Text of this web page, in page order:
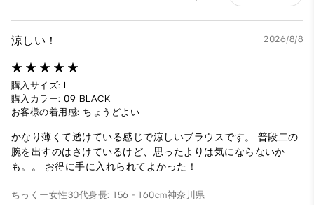
涼しい！ 2026/8/8
購入サイズ: L
購入カラー: 09 BLACK
お客様の着用感: ちょうどよい
かなり薄くて透けている感じで涼しいブラウスです。 普段二の
腕を出すのはさけているけど、思ったよりは気にならないか
も。。 お得に手に入れられてよかった！
ちっくー女性30代身長: 156 - 160cm神奈川県